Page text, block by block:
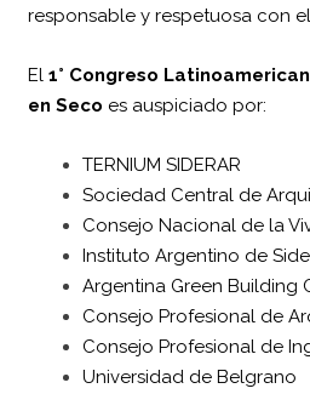
responsable y respetuosa con
El1° Congreso
en Seco es auspiciado por:
TERNIUM SIDERAR
Sociedad Central de
Consejo Nacional de la
Instituto Argentino de
Argentina Green Building
Consejo Profesional de
Consejo Profesional de
Universidad de Belgrano